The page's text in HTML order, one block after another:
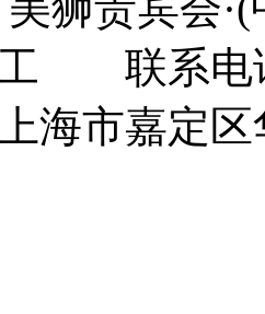
工 联系电
海市嘉定